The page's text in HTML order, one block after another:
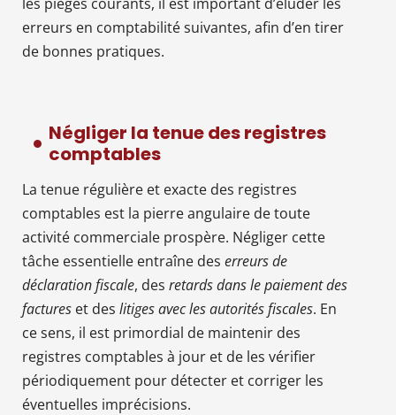
erreurs en comptabilité suivantes, afin d’en tirer
de bonnes pratiques.
Négliger la tenue des registres
comptables
La tenue régulière et exacte des registres
comptables est la pierre angulaire de toute
activité commerciale prospère. Négliger cette
tâche essentielle entraîne des erreurs de
déclaration fiscale, des retards dans le paiement des
factures et des litiges avec les autorités fiscales. En
ce sens, il est primordial de maintenir des
registres comptables à jour et de les vérifier
périodiquement pour détecter et corriger les
éventuelles imprécisions.